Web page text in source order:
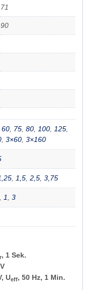
71
90
60, 75, 80, 100, 125,
, 3×60, 3×160
, 1,5, 2,5, 3,75
, 1, 3
, 1 Sek.
Ueff, 50 Hz, 1 Min.